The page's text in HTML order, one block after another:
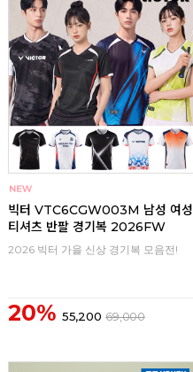
빅터 VTC6CGW003M 남성 여성
티셔츠 반팔 경기복 2026FW
2026 빅터 가을 신상 경기복 모음전!
20% 55,200 69,000